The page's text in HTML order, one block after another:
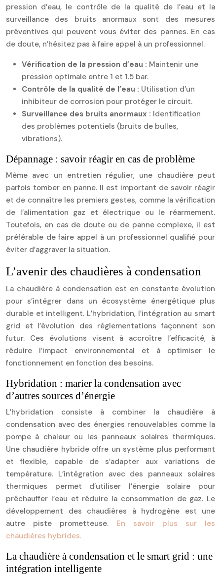
pression d’eau, le contrôle de la qualité de l’eau et la
surveillance des bruits anormaux sont des mesures
préventives qui peuvent vous éviter des pannes. En cas
de doute, n’hésitez pas à faire appel à un professionnel.
Vérification de la pression d’eau : Maintenir une
pression optimale entre 1 et 1.5 bar.
Contrôle de la qualité de l’eau : Utilisation d’un
inhibiteur de corrosion pour protéger le circuit.
Surveillance des bruits anormaux : Identification
des problèmes potentiels (bruits de bulles,
vibrations).
Dépannage : savoir réagir en cas de problème
Même avec un entretien régulier, une chaudière peut
parfois tomber en panne. Il est important de savoir réagir
et de connaître les premiers gestes, comme la vérification
de l’alimentation gaz et électrique ou le réarmement.
Toutefois, en cas de doute ou de panne complexe, il est
préférable de faire appel à un professionnel qualifié pour
éviter d’aggraver la situation.
L’avenir des chaudières à condensation
La chaudière à condensation est en constante évolution
pour s’intégrer dans un écosystème énergétique plus
durable et intelligent. L’hybridation, l’intégration au smart
grid et l’évolution des réglementations façonnent son
futur. Ces évolutions visent à accroître l’efficacité, à
réduire l’impact environnemental et à optimiser le
fonctionnement en fonction des besoins.
Hybridation : marier la condensation avec
d’autres sources d’énergie
L’hybridation consiste à combiner la chaudière à
condensation avec des énergies renouvelables comme la
pompe à chaleur ou les panneaux solaires thermiques.
Une chaudière hybride offre un système plus performant
et flexible, capable de s’adapter aux variations de
température. L’intégration avec des panneaux solaires
thermiques permet d’utiliser l’énergie solaire pour
préchauffer l’eau et réduire la consommation de gaz. Le
développement des chaudières à hydrogène est une
autre piste prometteuse. En savoir plus sur les
chaudières hybrides.
La chaudière à condensation et le smart grid : une
intégration intelligente